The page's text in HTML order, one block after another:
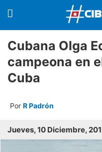
Cubana Olga
campeona en
Cuba
Por R Padrón
Jueves, 10 Diciembre,